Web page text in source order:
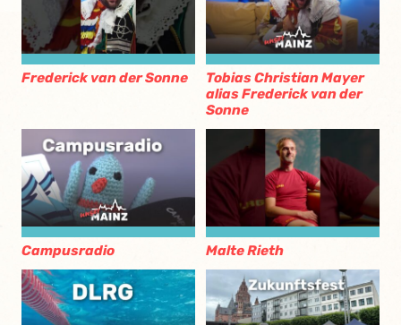
Frederick van der Sonne
Tobias Christian Mayer
alias Frederick van der
Sonne
Campusradio Malte Rieth